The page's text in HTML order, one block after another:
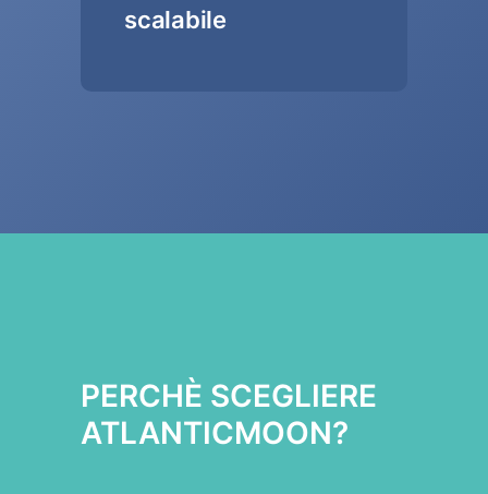
scalabile
PERCHÈ SCEGLIERE
ATLANTICMOON?